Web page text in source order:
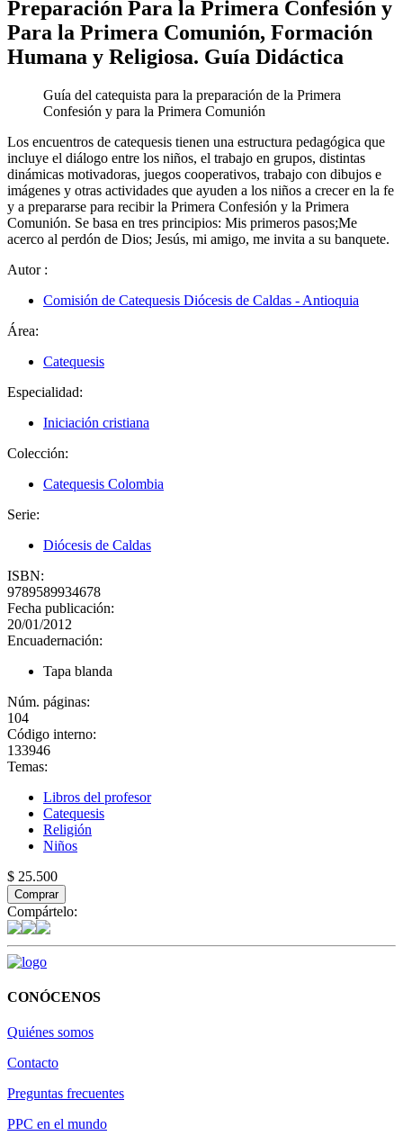
Preparación Para la Primera Confesión y
Para la Primera Comunión, Formación
Humana y Religiosa. Guía Didáctica
Guía del catequista para la preparación de la Primera
Confesión y para la Primera Comunión
Los encuentros de catequesis tienen una estructura pedagógica que
incluye el diálogo entre los niños, el trabajo en grupos, distintas
dinámicas motivadoras, juegos cooperativos, trabajo con dibujos e
imágenes y otras actividades que ayuden a los niños a crecer en la fe
y a prepararse para recibir la Primera Confesión y la Primera
Comunión. Se basa en tres principios: Mis primeros pasos;Me
acerco al perdón de Dios; Jesús, mi amigo, me invita a su banquete.
Autor :
Comisión de Catequesis Diócesis de Caldas - Antioquia
Área:
Catequesis
Especialidad:
Iniciación cristiana
Colección:
Catequesis Colombia
Serie:
Diócesis de Caldas
ISBN:
9789589934678
Fecha publicación:
20/01/2012
Encuadernación:
Tapa blanda
Núm. páginas:
104
Código interno:
133946
Temas:
Libros del profesor
Catequesis
Religión
Niños
$ 25.500
Comprar
Compártelo:
CONÓCENOS
Quiénes somos
Contacto
Preguntas frecuentes
PPC en el mundo